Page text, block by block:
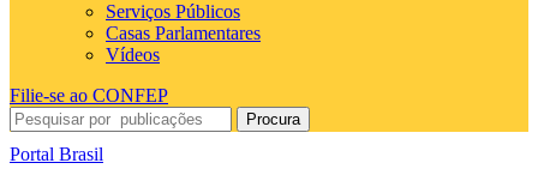
Serviços Públicos
Casas Parlamentares
Vídeos
Filie-se ao CONFEP
Procura
Portal Brasil